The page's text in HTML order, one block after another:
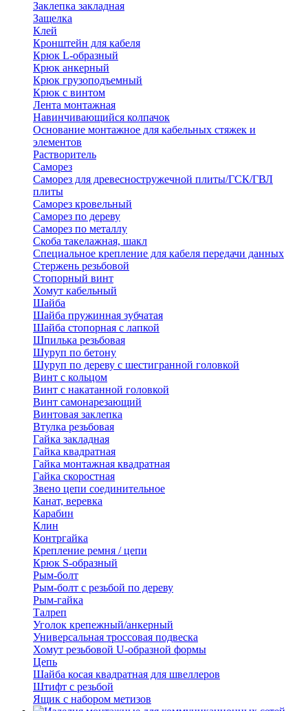
Заклепка закладная
Защелка
Клей
Кронштейн для кабеля
Крюк L-образный
Крюк анкерный
Крюк грузоподъемный
Крюк с винтом
Лента монтажная
Навинчивающийся колпачок
Основание монтажное для кабельных стяжек и
элементов
Растворитель
Саморез
Саморез для древесностружечной плиты/ГСК/ГВЛ
плиты
Саморез кровельный
Саморез по дереву
Саморез по металлу
Скоба такелажная, шакл
Специальное крепление для кабеля передачи данных
Стержень резьбовой
Стопорный винт
Хомут кабельный
Шайба
Шайба пружинная зубчатая
Шайба стопорная с лапкой
Шпилька резьбовая
Шуруп по бетону
Шуруп по дереву с шестигранной головкой
Винт с кольцом
Винт с накатанной головкой
Винт самонарезающий
Винтовая заклепка
Втулка резьбовая
Гайка закладная
Гайка квадратная
Гайка монтажная квадратная
Гайка скоростная
Звено цепи соединительное
Канат, веревка
Карабин
Клин
Контргайка
Крепление ремня / цепи
Крюк S-образный
Рым-болт
Рым-болт с резьбой по дереву
Рым-гайка
Талреп
Уголок крепежный/анкерный
Универсальная троссовая подвеска
Хомут резьбовой U-образной формы
Цепь
Шайба косая квадратная для швеллеров
Штифт с резьбой
Ящик с набором метизов